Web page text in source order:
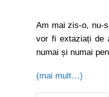
Am mai zis-o, nu-
vor fi extaziați de
numai și numai
(mai mult…)